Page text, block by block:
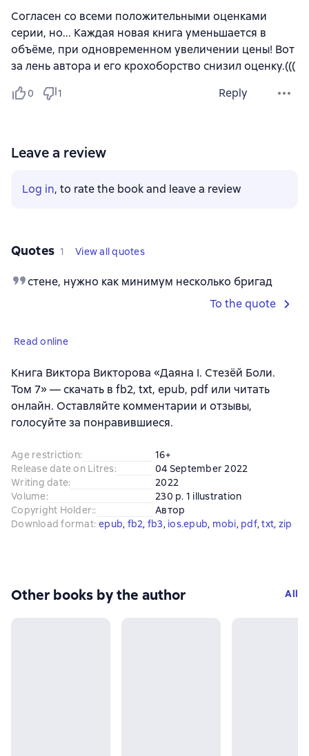
Согласен со всеми положительными оценками
серии, но... Каждая новая книга уменьшается в
объёме, при одновременном увеличении цены! Вот
за лень автора и его крохоборство снизил оценку.(((
0 1 Reply
Leave a review
Log in, to rate the book and leave a review
Quotes 1 View all quotes
стене, нужно как минимум несколько бригад
To the quote
Read online
Книга Виктора Викторова «Даяна I. Стезёй Боли.
Том 7» — скачать в fb2, txt, epub, pdf или читать
онлайн. Оставляйте комментарии и отзывы,
голосуйте за понравившиеся.
Age restriction:
16+
Release date on Litres:
04 September 2022
Writing date:
2022
Volume:
230 p. 1 illustration
Copyright Holder::
Автор
Download format: epub, fb2, fb3, ios.epub, mobi, pdf, txt, zip
Other books by the author All